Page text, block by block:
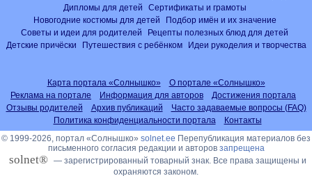
Дипломы для детей
Сертификаты и грамоты
Новогодние костюмы для детей
Подбор имён и их значение
Советы и идеи для родителей
Рецепты полезных блюд для детей
Детские причёски
Путешествия с ребёнком Идеи рукоделия и творчества
Карта портала «Солнышко»
О портале «Солнышко»
Реклама на портале
Информация для авторов
Достижения портала
Отзывы родителей
Архив публикаций
Часто задаваемые вопросы (FAQ)
Политика конфиденциальности портала
Контакты
© 1999-2026, портал «Солнышко» solnet.ee Перепубликация материалов без
письменного согласия редакции и авторов запрещена
solnet® — зарегистрированный товарный знак. Все права защищены и
охраняются законом.